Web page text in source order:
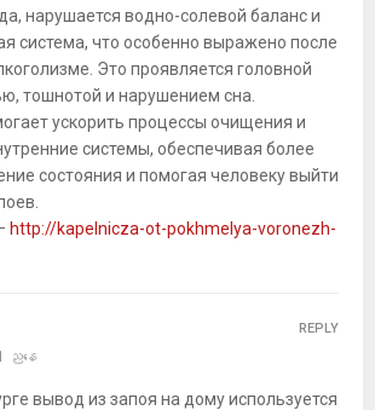
нарушается водно-солевой баланс и
система, что особенно выражено после
Это проявляется головной
тошнотой и нарушением сна.
ускорить процессы очищения и
системы, обеспечивая более
состояния и помогая человеку выйти
http://kapelnicza-ot-pokhmelya-voronezh-
ညနေ
вывод из запоя на дому используется
REPLY